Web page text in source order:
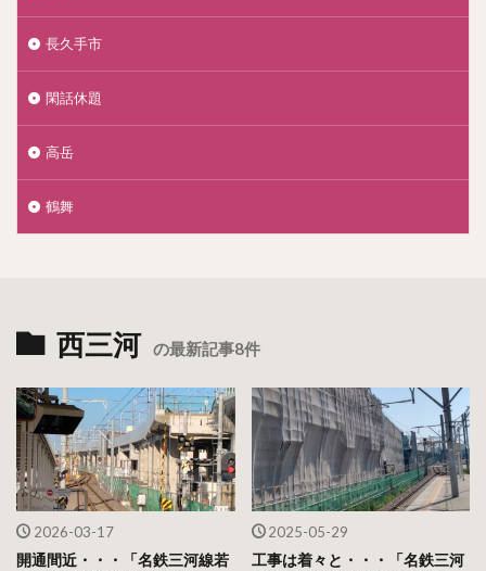
長久手市
閑話休題
高岳
鶴舞
西三河 の最新記事8件
2026-03-17
開通間近・・・「名鉄三河線若
2025-05-29
工事は着々と・・・「名鉄三河